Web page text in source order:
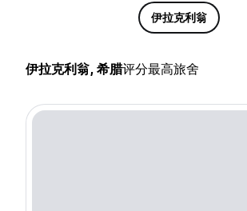
伊拉克利翁
伊拉克利翁, 希腊评分最高旅舍